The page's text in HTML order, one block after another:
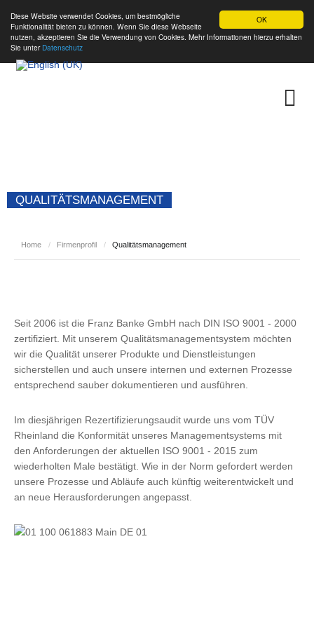
OK
Diese Website verwendet Cookies, um bestmögliche
Funktionalität bieten zu können. Wenn Sie diese Webseite
nutzen, akzeptieren Sie die Verwendung von Cookies. Mehr Informationen hierzu erhalten
Sie unter Datenschutz
QUALITÄTSMANAGEMENT
Home / Firmenprofil / Qualitätsmanagement
Seit 2006 ist die Franz Banke GmbH nach DIN ISO 9001 - 2000
zertifiziert. Mit unserem Qualitätsmanagementsystem möchten
wir die Qualität unserer Produkte und Dienstleistungen
sicherstellen und auch unsere internen und externen Prozesse
entsprechend sauber dokumentieren und ausführen.
Im diesjährigen Rezertifizierungsaudit wurde uns vom TÜV
Rheinland die Konformität unseres Managementsystems mit
den Anforderungen der aktuellen ISO 9001 - 2015 zum
wiederholten Male bestätigt. Wie in der Norm gefordert werden
unsere Prozesse und Abläufe auch künftig weiterentwickelt und
an neue Herausforderungen angepasst.